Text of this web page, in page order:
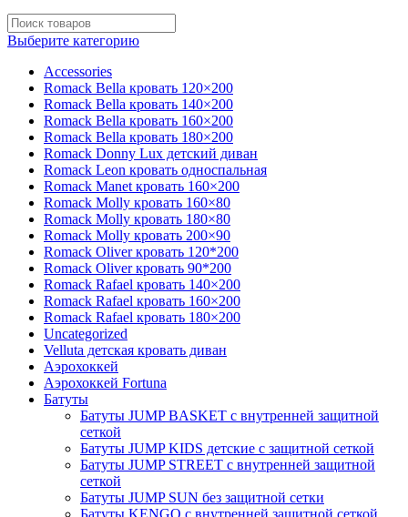
Выберите категорию
Accessories
Romack Bella кровать 120×200
Romack Bella кровать 140×200
Romack Bella кровать 160×200
Romack Bella кровать 180×200
Romack Donny Lux детский диван
Romack Leon кровать односпальная
Romack Manet кровать 160×200
Romack Molly кровать 160×80
Romack Molly кровать 180×80
Romack Molly кровать 200×90
Romack Oliver кровать 120*200
Romack Oliver кровать 90*200
Romack Rafael кровать 140×200
Romack Rafael кровать 160×200
Romack Rafael кровать 180×200
Uncategorized
Velluta детская кровать диван
Аэрохоккей
Аэрохоккей Fortuna
Батуты
Батуты JUMP BASKET с внутренней защитной
сеткой
Батуты JUMP KIDS детские с защитной сеткой
Батуты JUMP STREET с внутренней защитной
сеткой
Батуты JUMP SUN без защитной сетки